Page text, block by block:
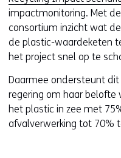
impactmonitoring. Met
consortium inzicht wat
de plastic-waardeketen
het project snel op te
Daarmee ondersteunt
regering om haar belofte
het plastic in zee met
afvalverwerking tot 70%